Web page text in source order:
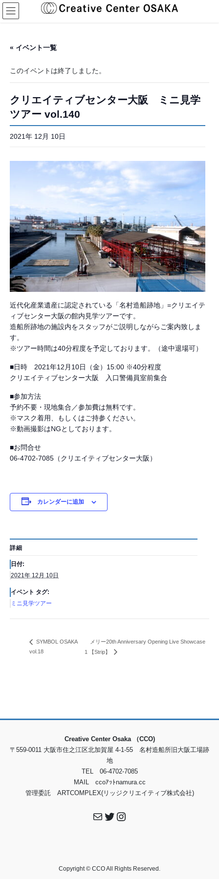
コ
ン
ナ
ビ
« イベント一覧
このイベントは終了しました。
クリエイティブセンター大阪 ミニ見学
ツアー vol.140
2021年 12月 10日
近代化産業遺産に認定されている「名村造船跡地」=クリエイテ
ィブセンター大阪の館内見学ツアーです。
造船所跡地の施設内をスタッフがご説明しながらご案内致しま
す。
※ツアー時間は40分程度を予定しております。（途中退場可）
■日時 2021年12月10日（金）15:00 ※40分程度
クリエイティブセンター大阪 入口警備員室前集合
■参加方法
予約不要・現地集合／参加費は無料です。
※マスク着用、もしくはご持参ください。
※動画撮影はNGとしております。
■お問合せ
06-4702-7085（クリエイティブセンター大阪）
カレンダーに追加
詳細
日付:
2021年 12月 10日
イベント タグ:
ミニ見学ツアー
SYMBOL OSAKA
vol.18
メリー20th Anniversary Opening Live Showcase
1 【Strip】
Creative Center Osaka （CCO)
〒559-0011 大阪市住之江区北加賀屋 4-1-55 名村造船所旧大阪工場跡
地
TEL 06-4702-7085
MAIL ccoｱｯﾄnamura.cc
管理委託 ARTCOMPLEX(リッジクリエイティブ株式会社)
メール Twitter
Instagram
Copyright © CCO All Rights Reserved.